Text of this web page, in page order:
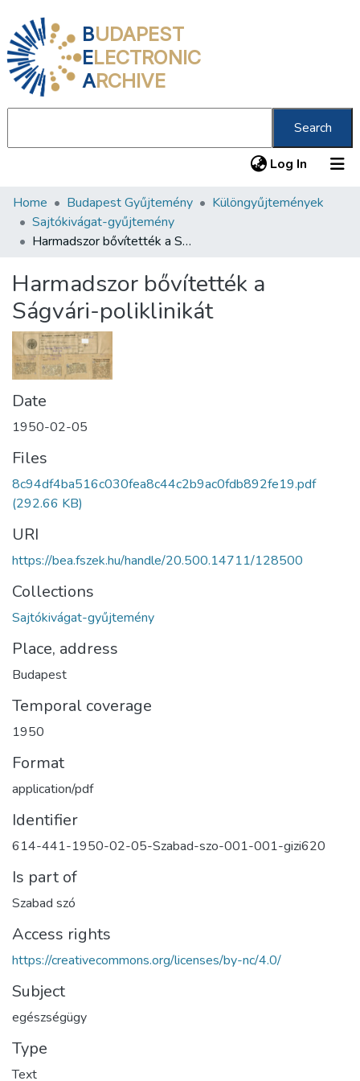
BUDAPEST
ELECTRONIC
ARCHIVE
Search
Log In (current)
Communities & Collections
All of DSpace
About us
Home Budapest Gyűjtemény
Különgyűjtemények
Sajtókivágat-gyűjtemény
Harmadszor bővítették a Ságvári-poliklinikát
Harmadszor bővítették a
Ságvári-poliklinikát
Date
1950-02-05
Files
8c94df4ba516c030fea8c44c2b9ac0fdb892fe19.pdf
(292.66 KB)
URI
https://bea.fszek.hu/handle/20.500.14711/128500
Collections
Sajtókivágat-gyűjtemény
Place, address
Budapest
Temporal coverage
1950
Format
application/pdf
Identifier
614-441-1950-02-05-Szabad-szo-001-001-gizi620
Is part of
Szabad szó
Access rights
https://creativecommons.org/licenses/by-nc/4.0/
Subject
egészségügy
Type
Text